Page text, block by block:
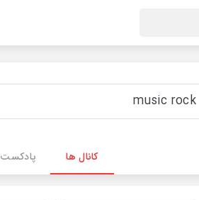
کانال ها پادکست